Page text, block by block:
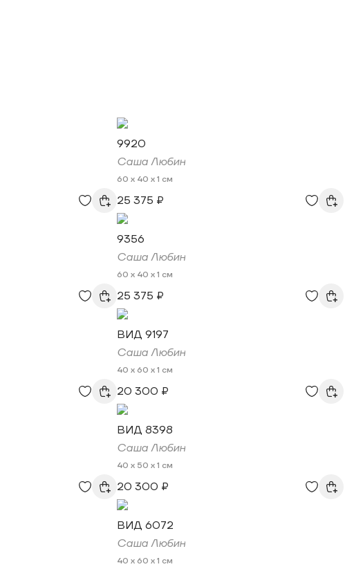
9920
Саша Любин
60 x 40 x 1 см
25 375 ₽
9356
Саша Любин
60 x 40 x 1 см
25 375 ₽
ВИД 9197
Саша Любин
40 x 60 x 1 см
20 300 ₽
ВИД 8398
Саша Любин
40 x 50 x 1 см
20 300 ₽
ВИД 6072
Саша Любин
40 x 60 x 1 см